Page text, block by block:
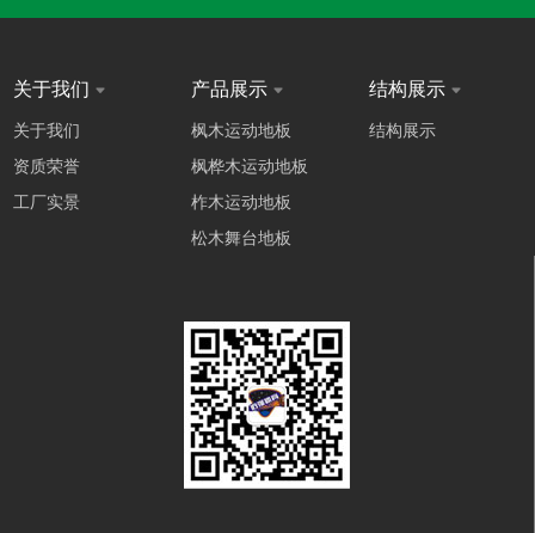
关于我们
关于我们
资质荣誉
工厂实景
产品展示
枫木运动地板
枫桦木运动地板
柞木运动地板
松木舞台地板
结构展示
结构展示